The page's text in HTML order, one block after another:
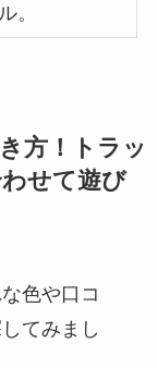
。
方！トラッ
せて遊び
色や口コ
てみまし